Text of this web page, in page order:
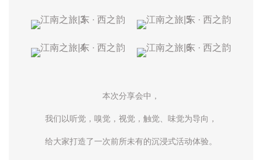
本次分享会中，
我们以听觉，嗅觉，视觉，触觉、味觉为导向，
给大家打造了一次前所未有的沉浸式活动体验。